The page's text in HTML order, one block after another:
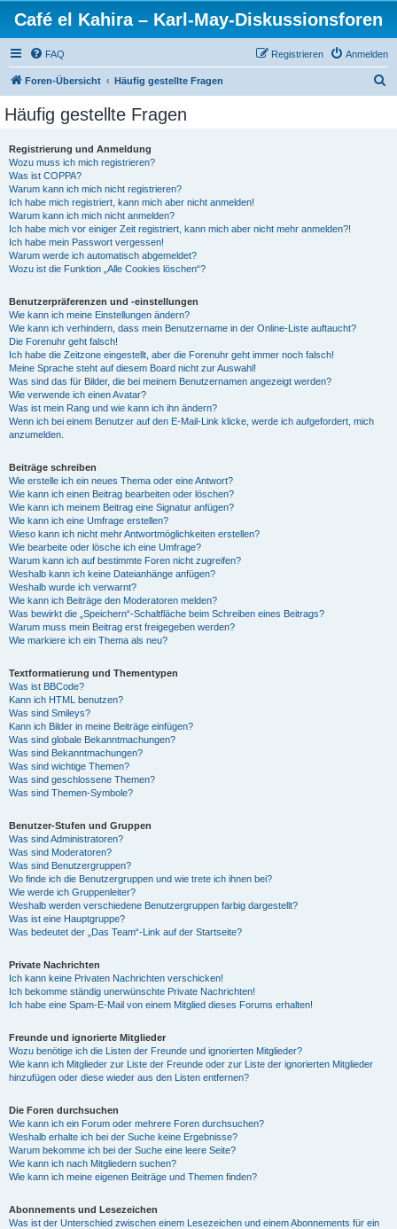
Café el Kahira – Karl-May-Diskussionsforen
FAQ Anmelden
Registrieren
Foren-Übersicht Häufig gestellte Fragen
Häufig gestellte Fragen
Registrierung und Anmeldung
Wozu muss ich mich registrieren?
Was ist COPPA?
Warum kann ich mich nicht registrieren?
Ich habe mich registriert, kann mich aber nicht anmelden!
Warum kann ich mich nicht anmelden?
Ich habe mich vor einiger Zeit registriert, kann mich aber nicht mehr anmelden?!
Ich habe mein Passwort vergessen!
Warum werde ich automatisch abgemeldet?
Wozu ist die Funktion „Alle Cookies löschen“?
Benutzerpräferenzen und -einstellungen
Wie kann ich meine Einstellungen ändern?
Wie kann ich verhindern, dass mein Benutzername in der Online-Liste auftaucht?
Die Forenuhr geht falsch!
Ich habe die Zeitzone eingestellt, aber die Forenuhr geht immer noch falsch!
Meine Sprache steht auf diesem Board nicht zur Auswahl!
Was sind das für Bilder, die bei meinem Benutzernamen angezeigt werden?
Wie verwende ich einen Avatar?
Was ist mein Rang und wie kann ich ihn ändern?
Wenn ich bei einem Benutzer auf den E-Mail-Link klicke, werde ich aufgefordert, mich
anzumelden.
Beiträge schreiben
Wie erstelle ich ein neues Thema oder eine Antwort?
Wie kann ich einen Beitrag bearbeiten oder löschen?
Wie kann ich meinem Beitrag eine Signatur anfügen?
Wie kann ich eine Umfrage erstellen?
Wieso kann ich nicht mehr Antwortmöglichkeiten erstellen?
Wie bearbeite oder lösche ich eine Umfrage?
Warum kann ich auf bestimmte Foren nicht zugreifen?
Weshalb kann ich keine Dateianhänge anfügen?
Weshalb wurde ich verwarnt?
Wie kann ich Beiträge den Moderatoren melden?
Was bewirkt die „Speichern“-Schaltfläche beim Schreiben eines Beitrags?
Warum muss mein Beitrag erst freigegeben werden?
Wie markiere ich ein Thema als neu?
Textformatierung und Thementypen
Was ist BBCode?
Kann ich HTML benutzen?
Was sind Smileys?
Kann ich Bilder in meine Beiträge einfügen?
Was sind globale Bekanntmachungen?
Was sind Bekanntmachungen?
Was sind wichtige Themen?
Was sind geschlossene Themen?
Was sind Themen-Symbole?
Benutzer-Stufen und Gruppen
Was sind Administratoren?
Was sind Moderatoren?
Was sind Benutzergruppen?
Wo finde ich die Benutzergruppen und wie trete ich ihnen bei?
Wie werde ich Gruppenleiter?
Weshalb werden verschiedene Benutzergruppen farbig dargestellt?
Was ist eine Hauptgruppe?
Was bedeutet der „Das Team“-Link auf der Startseite?
Private Nachrichten
Ich kann keine Privaten Nachrichten verschicken!
Ich bekomme ständig unerwünschte Private Nachrichten!
Ich habe eine Spam-E-Mail von einem Mitglied dieses Forums erhalten!
Freunde und ignorierte Mitglieder
Wozu benötige ich die Listen der Freunde und ignorierten Mitglieder?
Wie kann ich Mitglieder zur Liste der Freunde oder zur Liste der ignorierten Mitglieder
hinzufügen oder diese wieder aus den Listen entfernen?
Die Foren durchsuchen
Wie kann ich ein Forum oder mehrere Foren durchsuchen?
Weshalb erhalte ich bei der Suche keine Ergebnisse?
Warum bekomme ich bei der Suche eine leere Seite?
Wie kann ich nach Mitgliedern suchen?
Wie kann ich meine eigenen Beiträge und Themen finden?
Abonnements und Lesezeichen
Was ist der Unterschied zwischen einem Lesezeichen und einem Abonnements für ein